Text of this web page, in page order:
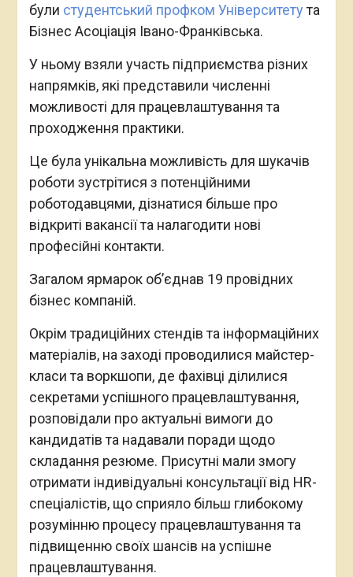
були студентський профком Університетута
Бізнес Асоціація Івано-Франківська.
У ньому взяли участь підприємства різних
напрямків, які представили численні
можливості для працевлаштування та
проходження практики.
Це була унікальна можливість для шукачів
роботи зустрітися з потенційними
роботодавцями, дізнатися більше про
відкриті вакансії та налагодити нові
професійні контакти.
Загалом ярмарок об’єднав 19 провідних
бізнес компаній.
Окрім традиційних стендів та інформаційних
матеріалів, на заході проводилися майстер-
класи та воркшопи, де фахівці ділилися
секретами успішного працевлаштування,
розповідали про актуальні вимоги до
кандидатів та надавали поради щодо
складання резюме. Присутні мали змогу
отримати індивідуальні консультації від HR-
спеціалістів, що сприяло більш глибокому
розумінню процесу працевлаштування та
підвищенню своїх шансів на успішне
працевлаштування.